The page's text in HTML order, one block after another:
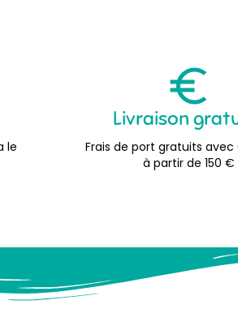
le
Livraison
Frais de port gratuits avec
à partir de 150 €